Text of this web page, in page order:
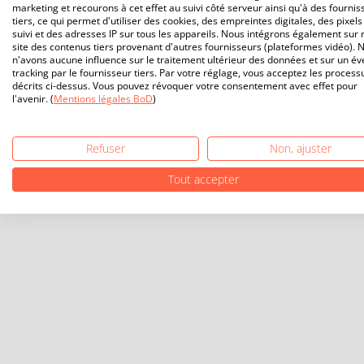
marketing et recourons à cet effet au suivi côté serveur ainsi qu'à des
tiers, ce qui permet d'utiliser des cookies, des empreintes digitales, des
suivi et des adresses IP sur tous les appareils. Nous intégrons également sur
site des contenus tiers provenant d'autres fournisseurs (plateformes vidéo).
n'avons aucune influence sur le traitement ultérieur des données et sur un
tracking par le fournisseur tiers. Par votre réglage, vous acceptez les
décrits ci-dessus. Vous pouvez révoquer votre consentement avec effet pour
l'avenir. (Mentions légales BoD)
Refuser
Non, ajuster
Tout accepter